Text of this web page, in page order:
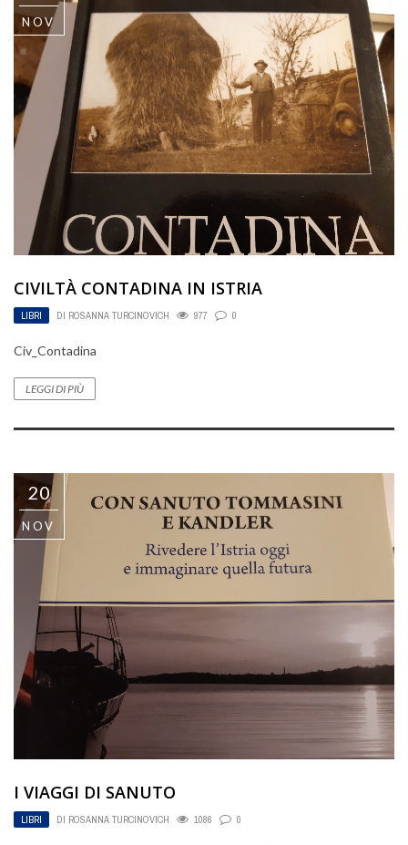
NOV
CIVILTÀ CONTADINA IN ISTRIA
LIBRI DI ROSANNA TURCINOVICH 977 0
Civ_Contadina
LEGGI DI PIÙ
20
NOV
I VIAGGI DI SANUTO
LIBRI DI ROSANNA TURCINOVICH 1086 0